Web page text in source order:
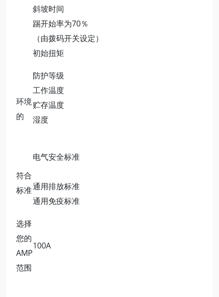
斜坡时间
踢开始率为70％
（由拨码开关设定）
初始扭矩
环境
的
防护等级
工作温度
贮存温度
湿度
符合
标准
电气安全标准
通用排放标准
通用免疫标准
选择
您的
AMP
范围
100A